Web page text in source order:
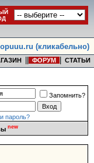
(кликабельно)
ФОРУМ СТАТЬИ
Запомнить?
пароль?
new